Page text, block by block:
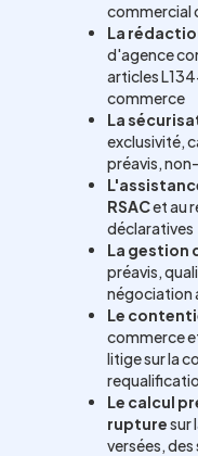
commercial
La
d'agence
articles
commerce
La
exclusivité,
préavis,
RSACet au
déclaratives
La gestion
préavis,
négociation
Le
commerce
litige sur la
Le calcul
rupturesur
versées,